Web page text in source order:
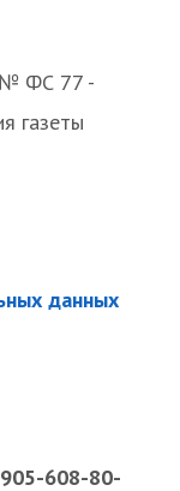
№ ФС 77 -
газеты
данных
608-80-